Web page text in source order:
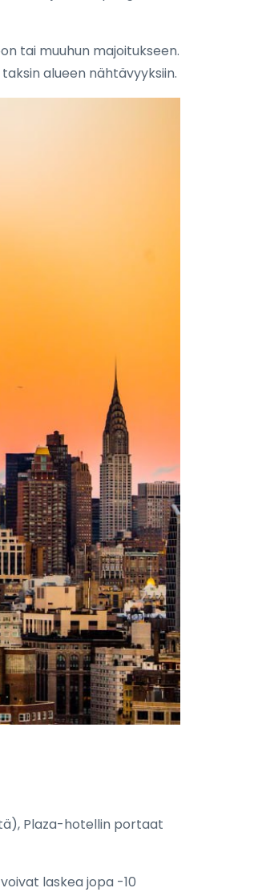
tai muuhun majoitukseen.
alueen nähtävyyksiin.
Plaza-hotellin portaat
laskea jopa -10